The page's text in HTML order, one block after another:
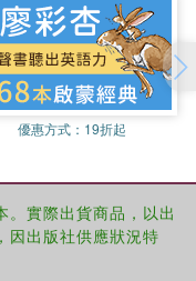
phases of our
–Narco/State–
modernity,
"supervised"
"intra-textual"
– mimics the
each
interchangeable
Tracing the parallel
cityscape, and
the four parts of this
優惠方式： 19折起
。實際出貨商品，以出
因出版社供應狀況特